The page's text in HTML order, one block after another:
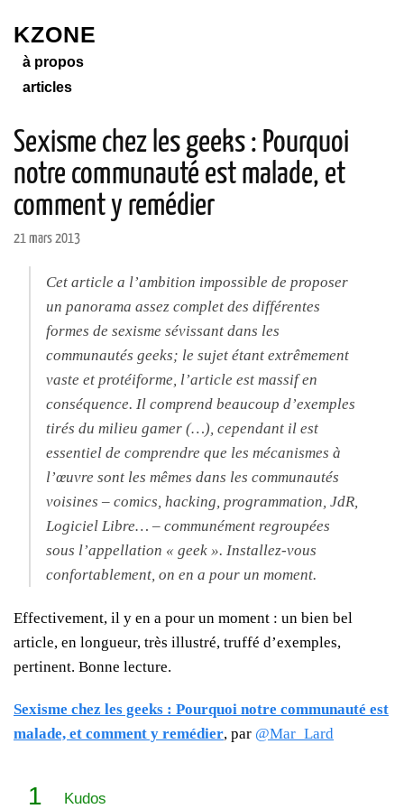
KZONE
à propos
articles
Sexisme chez les geeks : Pourquoi
notre communauté est malade, et
comment y remédier
21 mars 2013
Cet article a l’ambition impossible de proposer
un panorama assez complet des différentes
formes de sexisme sévissant dans les
communautés geeks; le sujet étant extrêmement
vaste et protéiforme, l’article est massif en
conséquence. Il comprend beaucoup d’exemples
tirés du milieu gamer (…), cependant il est
essentiel de comprendre que les mécanismes à
l’œuvre sont les mêmes dans les communautés
voisines – comics, hacking, programmation, JdR,
Logiciel Libre… – communément regroupées
sous l’appellation « geek ». Installez-vous
confortablement, on en a pour un moment.
Effectivement, il y en a pour un moment : un bien bel
article, en longueur, très illustré, truffé d’exemples,
pertinent. Bonne lecture.
Sexisme chez les geeks : Pourquoi notre communauté est
malade, et comment y remédier, par @Mar_Lard
1 Kudos